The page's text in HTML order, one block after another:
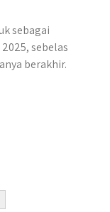
sebagai
sebelas
berakhir.